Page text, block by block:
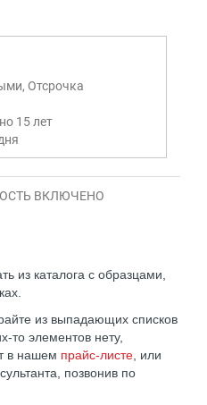
Отсрочка
15 лет
ВКЛЮЧЕНО
из каталога с образцами,
из выпадающих списков
то элементов нету,
в нашем прайс-листе, или
позвонив по